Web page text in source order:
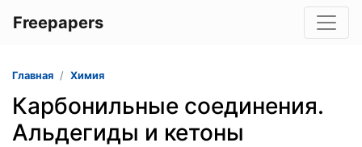
Freepapers
Главная Химия
Карбонильные соединения.
Альдегиды и кетоны